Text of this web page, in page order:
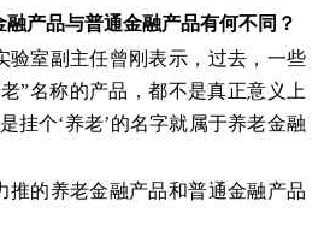
融产品与普通金融产品有何不同？
验室副主任曾刚表示，过去，一些
”名称的产品，都不是真正意义上
挂个‘养老’的名字就属于养老金融
推的养老金融产品和普通金融产品